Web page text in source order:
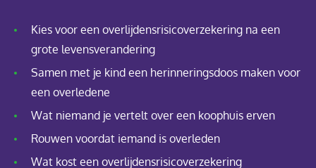
Kies voor een overlijdensrisicoverzekering na een
grote levensverandering
Samen met je kind een herinneringsdoos maken voor
een overledene
Wat niemand je vertelt over een koophuis erven
Rouwen voordat iemand is overleden
Wat kost een overlijdensrisicoverzekering